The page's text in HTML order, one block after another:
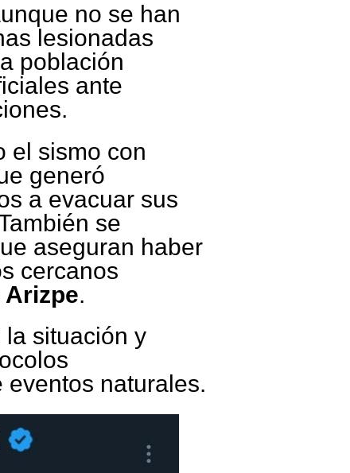
no se han
lesionadas
población
ante
el sismo con
generó
a evacuar sus
se
aseguran haber
cercanos
Arizpe.
situación y
eventos naturales.